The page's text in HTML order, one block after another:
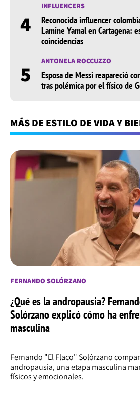
4
INFLUENCERS
Reconocida influencer
Lamine Yamal en Cartagena:
coincidencias
5 ANTONELA ROCCUZZO
Esposa de Messi reapareció
tras polémica por el físico de
MÁS DE ESTILO DE VIDA Y
FERNANDO SOLÓRZANO
¿Qué es la andropausia?
Solórzano explicó cómo ha
masculina
Fernando "El Flaco" Solórzano
andropausia, una etapa masculina
físicos y emocionales.